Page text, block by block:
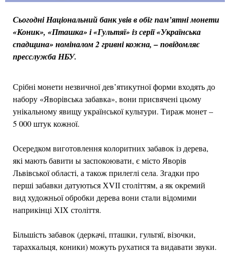
Сьогодні Національний банк увів в обіг пам’ятні монети
«Коник», «Пташка» і «Гультяї» із серії «Українська
спадщина» номіналом 2 гривні кожна, – повідомляє
пресслужба НБУ.
Срібні монети незвичної дев’ятикутної форми входять до
набору «Яворівська забавка», вони присвячені цьому
унікальному явищу української культури. Тираж монет –
5 000 штук кожної.
Осередком виготовлення колоритних забавок із дерева,
які мають бавити ы заспокоювати, є місто Яворів
Львівської області, а також прилеглі села. Згадки про
перші забавки датуються ХVІІ століттям, а як окремий
вид художньої обробки дерева вони стали відомими
наприкінці ХІХ століття.
Більшість забавок (деркачі, пташки, гультяї, візочки,
тарахкальця, коники) можуть рухатися та видавати звуки.